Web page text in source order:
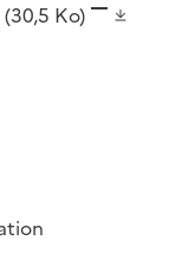
(30,5 Ko)